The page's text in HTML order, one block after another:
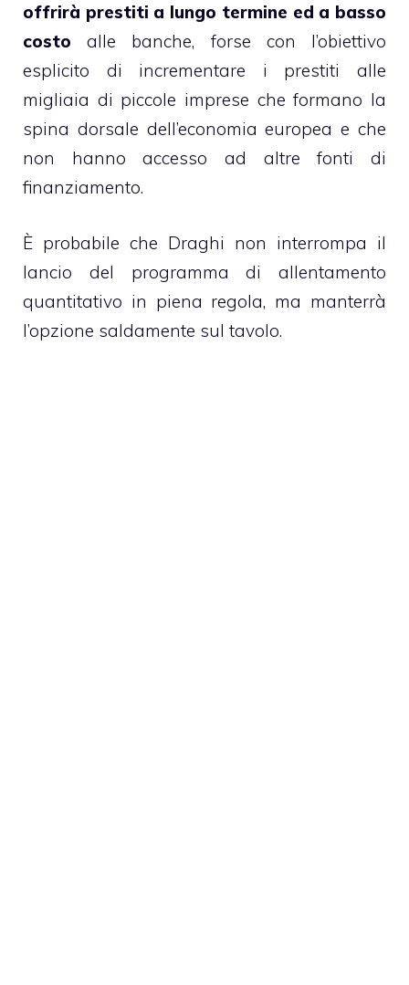
offrirà prestiti a lungo termine ed a basso
costo alle banche, forse con l’obiettivo
esplicito di incrementare i prestiti alle
migliaia di piccole imprese che formano la
spina dorsale dell’economia europea e che
non hanno accesso ad altre fonti di
finanziamento.
È probabile che Draghi non interrompa il
lancio del programma di allentamento
quantitativo in piena regola, ma manterrà
l’opzione saldamente sul tavolo.